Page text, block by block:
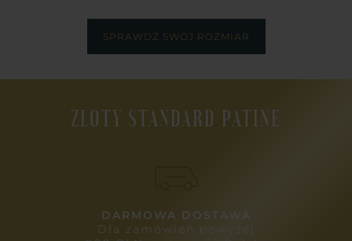
SPRAWDŹ SWÓJ ROZMIAR
ZŁOTY STANDARD PATINE
DARMOWA DOSTAWA
Dla zamówień powyżej